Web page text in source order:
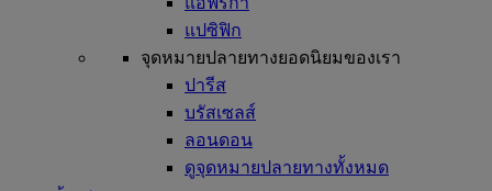
แปซิฟิก
จุดหมายปลายทางยอดนิยมของเรา
ปารีส
บรัสเซลส์
ลอนดอน
ดูจุดหมายปลายทางทั้งหมด